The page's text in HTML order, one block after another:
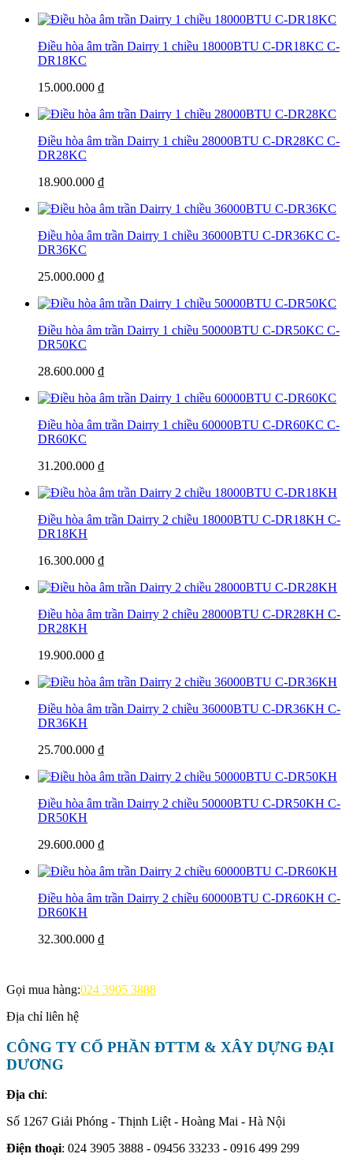
Điều hòa âm trần Dairry 1 chiều 18000BTU C-DR18KC C-
DR18KC
15.000.000 ₫
Điều hòa âm trần Dairry 1 chiều 28000BTU C-DR28KC C-
DR28KC
18.900.000 ₫
Điều hòa âm trần Dairry 1 chiều 36000BTU C-DR36KC C-
DR36KC
25.000.000 ₫
Điều hòa âm trần Dairry 1 chiều 50000BTU C-DR50KC C-
DR50KC
28.600.000 ₫
Điều hòa âm trần Dairry 1 chiều 60000BTU C-DR60KC C-
DR60KC
31.200.000 ₫
Điều hòa âm trần Dairry 2 chiều 18000BTU C-DR18KH C-
DR18KH
16.300.000 ₫
Điều hòa âm trần Dairry 2 chiều 28000BTU C-DR28KH C-
DR28KH
19.900.000 ₫
Điều hòa âm trần Dairry 2 chiều 36000BTU C-DR36KH C-
DR36KH
25.700.000 ₫
Điều hòa âm trần Dairry 2 chiều 50000BTU C-DR50KH C-
DR50KH
29.600.000 ₫
Điều hòa âm trần Dairry 2 chiều 60000BTU C-DR60KH C-
DR60KH
32.300.000 ₫
Gọi mua hàng:024 3905 3888
Địa chỉ liên hệ
CÔNG TY CỔ PHẦN ĐTTM & XÂY DỰNG ĐẠI
DƯƠNG
Địa chỉ:
Số 1267 Giải Phóng - Thịnh Liệt - Hoàng Mai - Hà Nội
Điện thoại: 024 3905 3888 - 09456 33233 - 0916 499 299